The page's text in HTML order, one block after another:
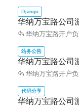
华纳万宝路公司
华纳万宝路开户
华纳万宝路公司
华纳万宝路开户
华纳万宝路公司